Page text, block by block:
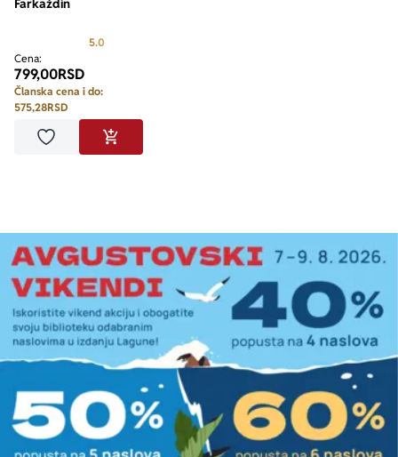
Farkaždin
5.0
Cena:
799,00RSD
Članska cena i do:
575,28RSD
Dodaj u omiljeneDODAJ U KORPU